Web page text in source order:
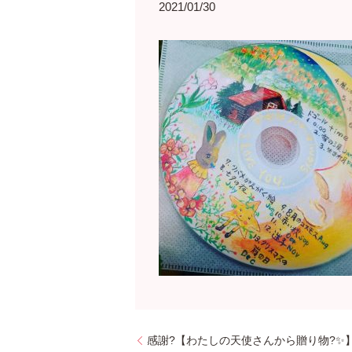
2021/01/30
感謝?【わたしの天使さんから贈り物?✨